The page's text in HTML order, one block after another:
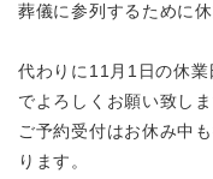
葬儀に参列するために
代わりに11月1日の休
でよろしくお願い致しま
ご予約受付はお休み中
ります。